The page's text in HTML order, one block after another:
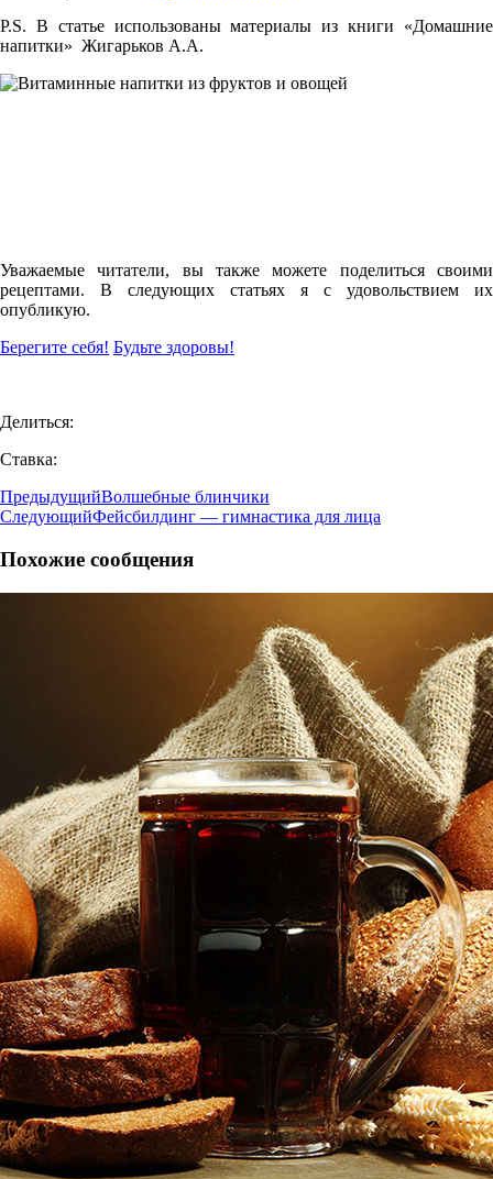
P.S. В статье использованы материалы из книги «Домашние
напитки» Жигарьков А.А.
Уважаемые читатели, вы также можете поделиться своими
рецептами. В следующих статьях я с удовольствием их
опубликую.
Берегите себя! Будьте здоровы!
Делиться:
Ставка:
ПредыдущийВолшебные блинчики
СледующийФейсбилдинг — гимнастика для лица
Похожие сообщения